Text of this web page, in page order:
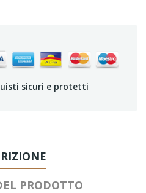
sicuri e protetti
PRODOTTO